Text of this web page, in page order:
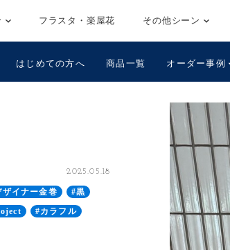
フラスタ・楽屋花 その他シーン
はじめての方へ 商品一覧 オーダー事例
2025.05.18
イナー金巻
#黒
#カラフル